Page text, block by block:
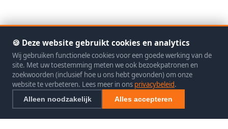
🍪 Deze website gebruikt cookies en analytics
Wij gebruiken functionele cookies voor een goede werking van de
site. Met uw toestemming meten we ook bezoekpatronen en
zoekwoorden (inclusief hoe u ons hebt gevonden) om onze
website te verbeteren. Lees meer in ons privacybeleid.
Alleen noodzakelijk Alles accepteren